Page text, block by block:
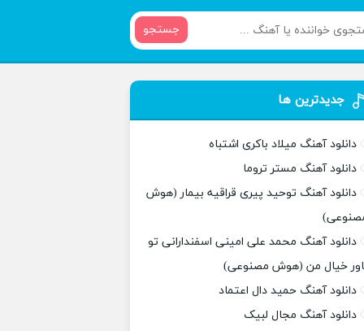
جستجو
جدیدترین ها
دانلود آهنگ میلاد باکری اشتباه
دانلود آهنگ مستر تروما
دانلود آهنگ توحید پیری قراقیه بیمار (هوش
دانلود آهنگ محمد علی امینی اسفندارانی تو
خیال من (هوش مصنوعی)
دانلود آهنگ حمید دال اعتماد
دانلود آهنگ مجال لبیک